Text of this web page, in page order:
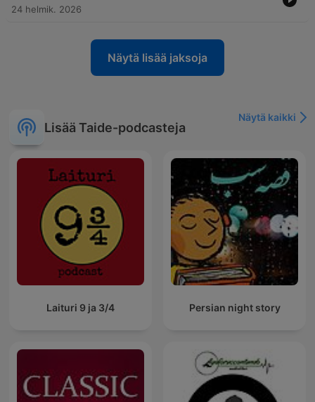
24 helmik. 2026
Näytä lisää jaksoja
Lisää Taide-podcasteja
Näytä kaikki
Laituri 9 ja 3/4 Persian night story